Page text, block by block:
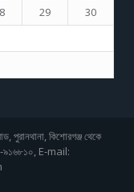
29
30
কিশোরগঞ্জ থেকে
৯১৬৮১০, E-mail: